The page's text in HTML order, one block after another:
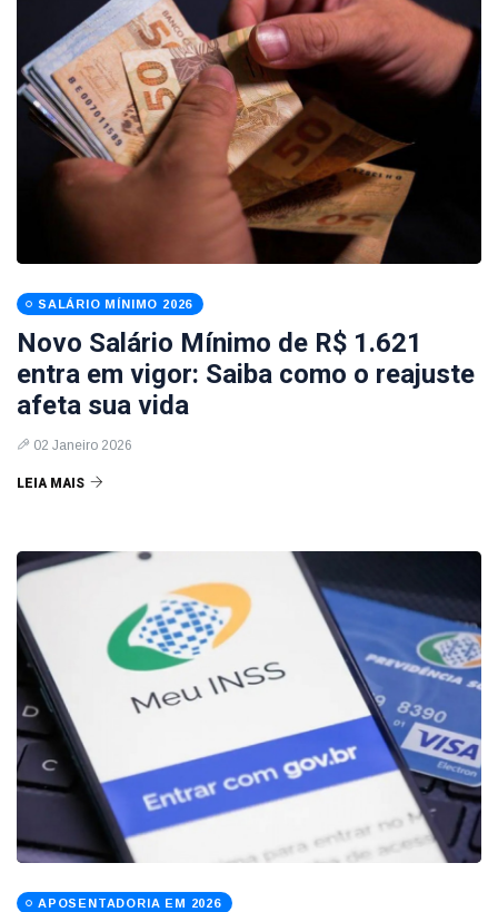
SALÁRIO MÍNIMO 2026
Novo Salário Mínimo de R$ 1.621
entra em vigor: Saiba como o reajuste
afeta sua vida
02 Janeiro 2026
LEIA MAIS
APOSENTADORIA EM 2026